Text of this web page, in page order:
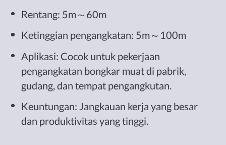
Rentang: 5m～60m
Ketinggian pengangkatan: 5m～100m
Aplikasi: Cocok untuk pekerjaan
pengangkatan bongkar muat di pabrik,
gudang, dan tempat pengangkutan.
Keuntungan: Jangkauan kerja yang besar
dan produktivitas yang tinggi.